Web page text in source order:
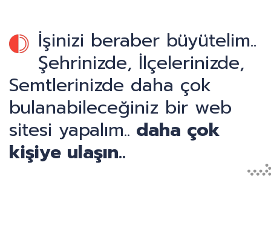
İşinizi beraber büyütelim..
Şehrinizde, İlçelerinizde,
Semtlerinizde daha çok
bulanabileceğiniz bir web
sitesi yapalım.. daha çok
kişiye ulaşın..